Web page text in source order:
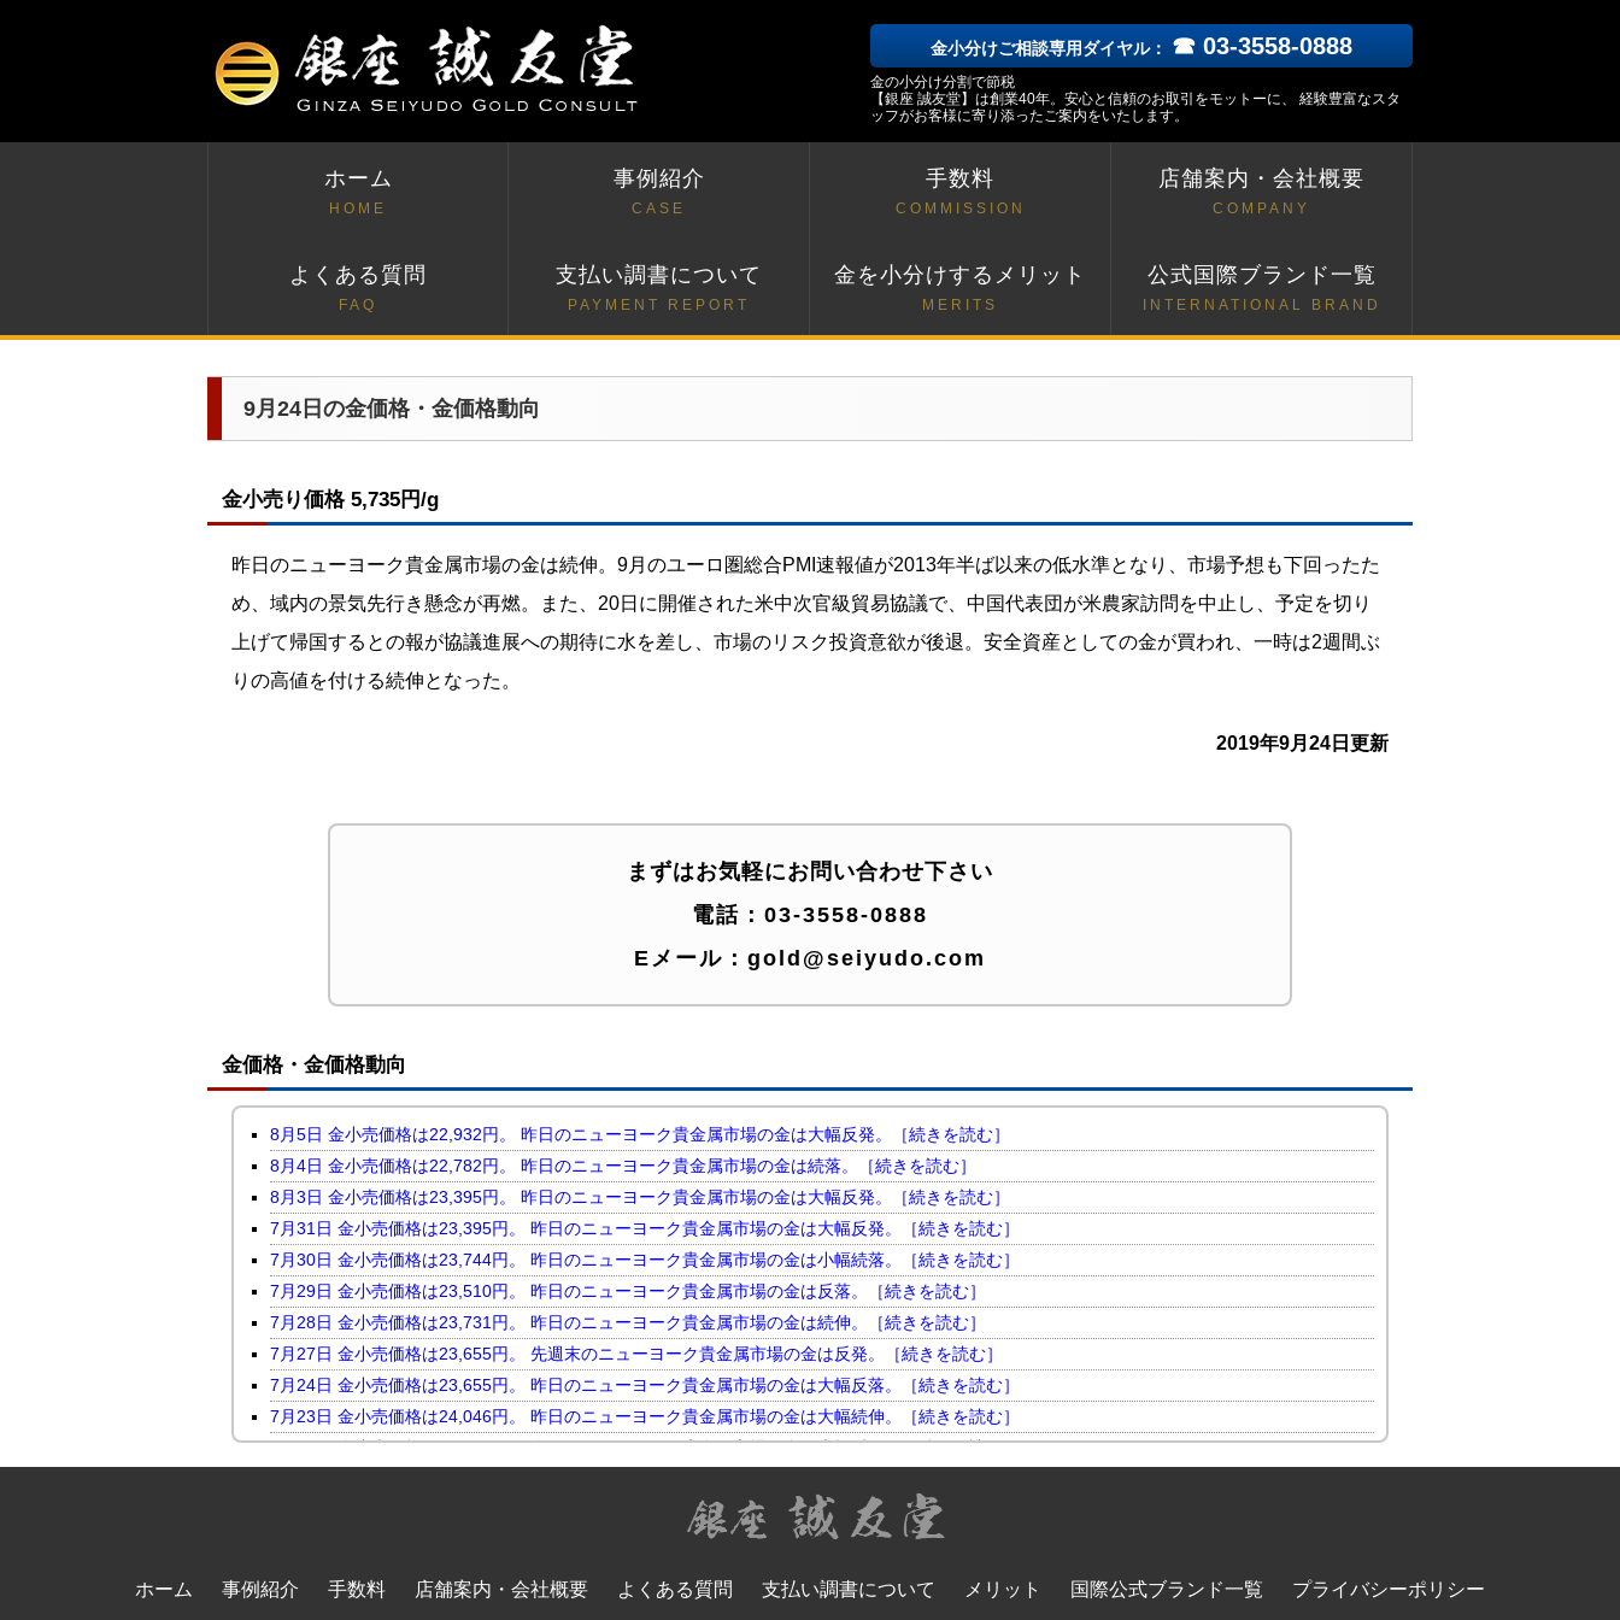
金小分けご相談専用ダイヤル： ☎ 03-3558-0888
金の小分け分割で節税
【銀座 誠友堂】は創業40年。安心と信頼のお取引をモットーに、 経験豊富なスタ
ッフがお客様に寄り添ったご案内をいたします。
ホーム
HOME
事例紹介
CASE
手数料
COMMISSION
店舗案内・会社概要
COMPANY
よくある質問
FAQ
支払い調書について
PAYMENT REPORT
金を小分けするメリット
MERITS
公式国際ブランド一覧
INTERNATIONAL BRAND
9月24日の金価格・金価格動向
金小売り価格 5,735円/g
昨日のニューヨーク貴金属市場の金は続伸。9月のユーロ圏総合PM I速報値が2013年半ば以来の低水準となり、 市場予想も下回ったた
め、域内の景気先行き懸念が再燃。また、 20日に開催された米中次官級貿易協議で、中国代表団が米農家訪問を中止し、予定を切り
上げて帰国するとの報が協議進展への期待に水を差し、市場のリスク投資意欲が後退。 安全資産としての金が買われ、一時は2週間ぶ
りの高値を付ける続伸となった。
2019年9月24日更新
まずはお気軽にお問い合わせ下さい
電話： 03-3558-0888
Eメール： gold@seiyudo.com
金価格・金価格動向
8月5日 金小売価格は22,932円。 昨日のニューヨーク貴金属市場の金は大幅反発。［続きを読む］
8月4日 金小売価格は22,782円。 昨日のニューヨーク貴金属市場の金は続落。［続きを読む］
8月3日 金小売価格は23,395円。 昨日のニューヨーク貴金属市場の金は大幅反発。［続きを読む］
7月31日 金小売価格は23,395円。 昨日のニューヨーク貴金属市場の金は大幅反発。［続きを読む］
7月30日 金小売価格は23,744円。 昨日のニューヨーク貴金属市場の金は小幅続落。［続きを読む］
7月29日 金小売価格は23,510円。 昨日のニューヨーク貴金属市場の金は反落。［続きを読む］
7月28日 金小売価格は23,731円。 昨日のニューヨーク貴金属市場の金は続伸。［続きを読む］
7月27日 金小売価格は23,655円。 先週末のニューヨーク貴金属市場の金は反発。［続きを読む］
7月24日 金小売価格は23,655円。 昨日のニューヨーク貴金属市場の金は大幅反落。［続きを読む］
7月23日 金小売価格は24,046円。 昨日のニューヨーク貴金属市場の金は大幅続伸。［続きを読む］
7月22日 金小売価格は23,816円。 昨日のニューヨーク貴金属市場の金は大幅反発。［続きを読む］
7月17日 金小売価格は23,118円。 昨日のニューヨーク貴金属市場の金は大幅続落。［続きを読む］
7月16日 金小売価格は23,450円。 昨日のニューヨーク貴金属市場の金は反落。［続きを読む］
7月14日 金小売価格は23,098円。 昨日のニューヨーク貴金属市場の金は大幅続落。［続きを読む］
ホーム 事例紹介 手数料 店舗案内・会社概要 よくある質問 支払い調書について メリット 国際公式ブランド一覧 プライバシーポリシー